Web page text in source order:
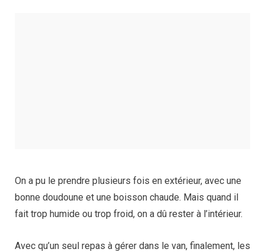
On a pu le prendre plusieurs fois en extérieur, avec une
bonne doudoune et une boisson chaude. Mais quand il
fait trop humide ou trop froid, on a dû rester à l’intérieur.
Avec qu’un seul repas à gérer dans le van, finalement, les